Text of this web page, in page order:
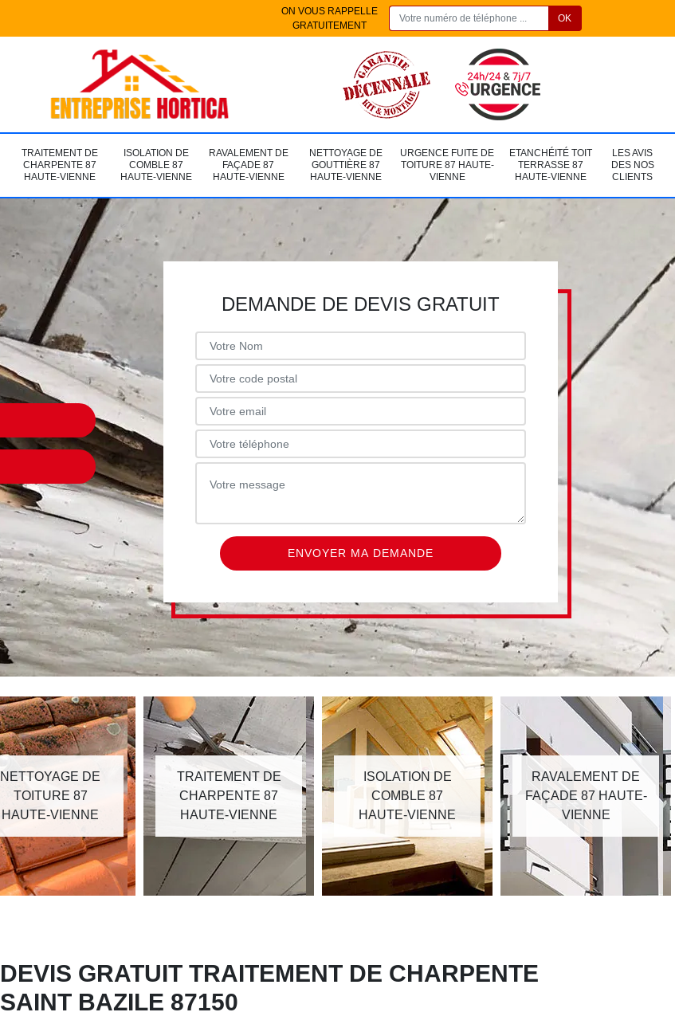
ON VOUS RAPPELLE
GRATUITEMENT
TRAITEMENT DE
CHARPENTE 87
HAUTE-VIENNE
ISOLATION DE
COMBLE 87
HAUTE-VIENNE
RAVALEMENT DE
FAÇADE 87
HAUTE-VIENNE
NETTOYAGE DE
GOUTTIÈRE 87
HAUTE-VIENNE
URGENCE FUITE DE
TOITURE 87 HAUTE-
VIENNE
ETANCHÉITÉ TOIT
TERRASSE 87
HAUTE-VIENNE
LES AVIS
DES NOS
CLIENTS
DEMANDE DE DEVIS GRATUIT
NETTOYAGE DE
TOITURE 87
HAUTE-VIENNE
TRAITEMENT DE
CHARPENTE 87
HAUTE-VIENNE
ISOLATION DE
COMBLE 87
HAUTE-VIENNE
RAVALEMENT DE
FAÇADE 87 HAUTE-
VIENNE
DEVIS GRATUIT TRAITEMENT DE CHARPENTE
SAINT BAZILE 87150